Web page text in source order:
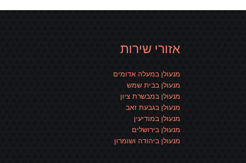
אזורי שירות
מנעולן במעלה אדומים
מנעולן בבית שמש
מנעולן במבשרת ציון
מנעולן בגבעת זאב
מנעולן במודיעין
מנעולן בירושלים
מנעולן ביהודה ושומרון